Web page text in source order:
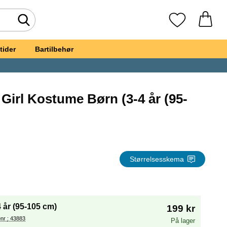
Foretag søgning Mine favoritter
Bartilbehør
Kostume Børn (3-4 år (95-
Størrelsesskema
af en ny radioknap vil genindlæse siden)
år (95-105 cm)
Varenr : 43883
199 kr
På lager